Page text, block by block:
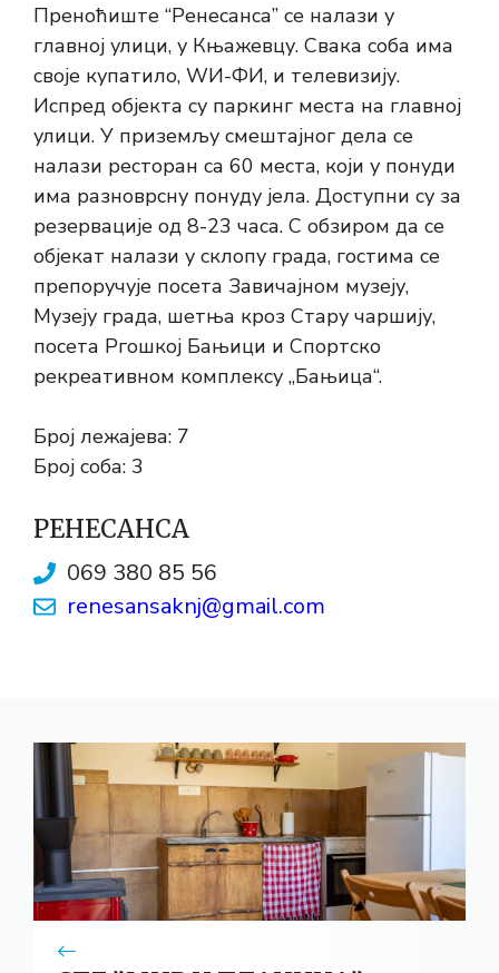
Преноћиште “Ренесанса” се налази у
главној улици, у Књажевцу. Свака соба има
своје купатило, WИ-ФИ, и телевизију.
Испред објекта су паркинг места на главној
улици. У приземљу смештајног дела се
налази ресторан са 60 места, који у понуди
има разноврсну понуду јела. Доступни су за
резервације од 8-23 часа. С обзиром да се
објекат налази у склопу града, гостима се
препоручује посета Завичајном музеју,
Музеју града, шетња кроз Стару чаршију,
посета Ргошкој Бањици и Спортско
рекреативном комплексу „Бањица“.
Број лежајева: 7
Број соба: 3
РЕНЕСАНСА
069 380 85 56
renesansaknj@gmail.com